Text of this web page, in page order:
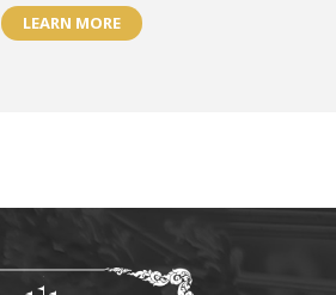
LEARN MORE